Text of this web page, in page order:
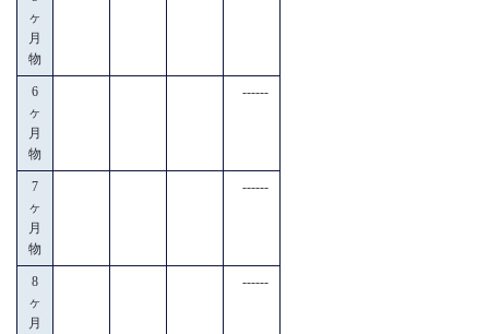
ヶ
月
物
6
ヶ
月
物
------
7
ヶ
月
物
------
8
ヶ
月
------